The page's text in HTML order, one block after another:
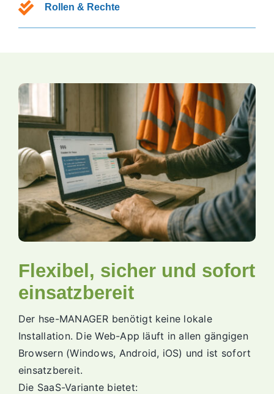
Rollen & Rechte
Flexibel, sicher und sofort
einsatzbereit
Der hse-MANAGER benötigt keine lokale
Installation. Die Web-App läuft in allen gängigen
Browsern (Windows, Android, iOS) und ist sofort
einsatzbereit.
Die SaaS-Variante bietet: